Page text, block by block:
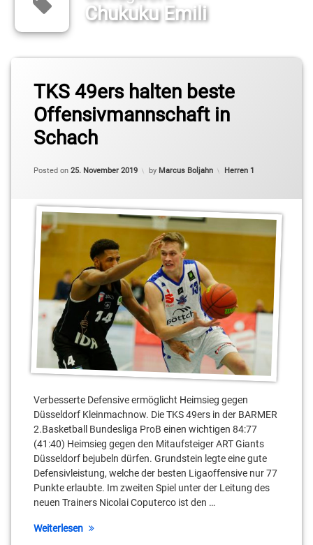
Chukuku Emili
TKS 49ers halten beste
Offensivmannschaft in
Schach
Posted on 25. November 2019
Updated on25. November 2019
by Marcus Boljahn Categories:
Herren 1
Verbesserte Defensive ermöglicht Heimsieg gegen
Düsseldorf Kleinmachnow. Die TKS 49ers in der BARMER
2.Basketball Bundesliga ProB einen wichtigen 84:77
(41:40) Heimsieg gegen den Mitaufsteiger ART Giants
Düsseldorf bejubeln dürfen. Grundstein legte eine gute
Defensivleistung, welche der besten Ligaoffensive nur 77
Punkte erlaubte. Im zweiten Spiel unter der Leitung des
neuen Trainers Nicolai Coputerco ist den …
Weiterlesen
BBIS
Chukuku
Emili
Mubarak
Salami
Nicolai
Coputerco
Petar
Zivkovic
Sebastian
Fülle
Stahnsdorf
Teltow
Yannick